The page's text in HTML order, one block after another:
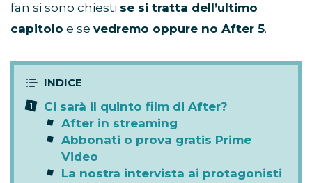
fan si sono chiesti se si tratta dell’ultimo
capitolo e se vedremo oppure no After 5.
Ci sarà il quinto film di After?
After in streaming
Abbonati o prova gratis Prime
Video
La nostra intervista ai protagonisti